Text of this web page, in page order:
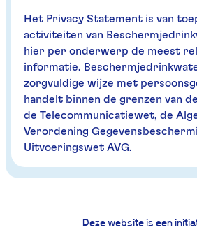
Het Privacy Statement is van
activiteiten van
hier per onderwerp de meest
informatie.
zorgvuldige wijze met
handelt binnen de grenzen van
de Telecommunicatiewet, de
Verordening
Uitvoeringswet AVG.
Deze website is een